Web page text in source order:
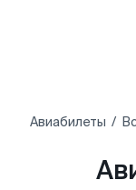
Авиабилеты